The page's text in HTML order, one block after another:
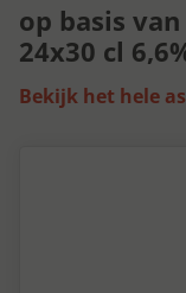
op basis
24x30 cl
Bekijk het hele